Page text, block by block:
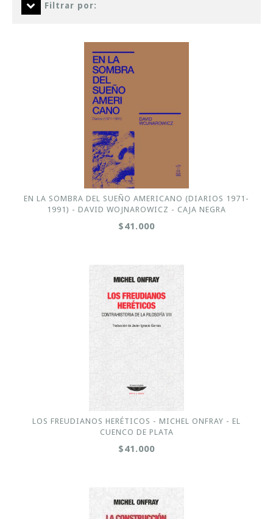
Filtrar por:
EN LA SOMBRA DEL SUEÑO AMERICANO (DIARIOS 1971-
1991) - DAVID WOJNAROWICZ - CAJA NEGRA
$41.000
LOS FREUDIANOS HERÉTICOS - MICHEL ONFRAY - EL
CUENCO DE PLATA
$41.000